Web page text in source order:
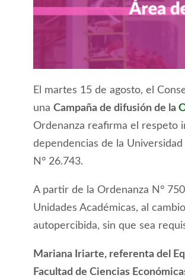
El martes 15 de agosto, el
una Campaña de difusión de la
Ordenanza reafirma el respeto
dependencias de la
N° 26.743.
A partir de la Ordenanza N°
Unidades Académicas, al
autopercibida, sin que sea
Mariana Iriarte, referenta del
Facultad de Ciencias